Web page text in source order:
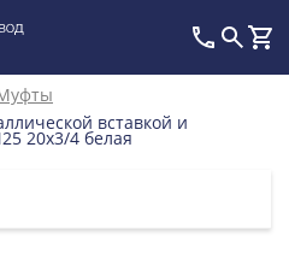
вставкой и
20х3/4 белая